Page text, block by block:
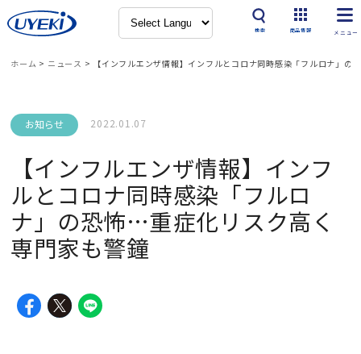
検索 商品情報
ホーム > ニュース > 【インフルエンザ情報】インフルとコロナ同時感染「フルロナ」
2022.01.07
お知らせ
【インフルエンザ情報】インフ
ルとコロナ同時感染「フルロ
ナ」の恐怖…重症化リスク高く
専門家も警鐘